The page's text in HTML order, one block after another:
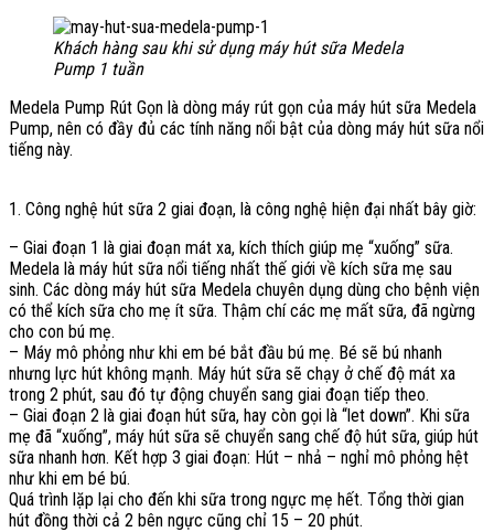
Khách hàng sau khi sử dụng máy hút sữa Medela
Pump 1 tuần
Medela Pump Rút Gọn là dòng máy rút gọn của máy hút sữa Medela
Pump, nên có đầy đủ các tính năng nổi bật của dòng máy hút sữa nổi
tiếng này.
1. Công nghệ hút sữa 2 giai đoạn, là công nghệ hiện đại nhất bây giờ:
– Giai đoạn 1 là giai đoạn mát xa, kích thích giúp mẹ “xuống” sữa.
Medela là máy hút sữa nổi tiếng nhất thế giới về kích sữa mẹ sau
sinh. Các dòng máy hút sữa Medela chuyên dụng dùng cho bệnh viện
có thể kích sữa cho mẹ ít sữa. Thậm chí các mẹ mất sữa, đã ngừng
cho con bú mẹ.
– Máy mô phỏng như khi em bé bắt đầu bú mẹ. Bé sẽ bú nhanh
nhưng lực hút không mạnh. Máy hút sữa sẽ chạy ở chế độ mát xa
trong 2 phút, sau đó tự động chuyển sang giai đoạn tiếp theo.
– Giai đoạn 2 là giai đoạn hút sữa, hay còn gọi là “let down”. Khi sữa
mẹ đã “xuống”, máy hút sữa sẽ chuyển sang chế độ hút sữa, giúp hút
sữa nhanh hơn. Kết hợp 3 giai đoạn: Hút – nhả – nghỉ mô phỏng hệt
như khi em bé bú.
Quá trình lặp lại cho đến khi sữa trong ngực mẹ hết. Tổng thời gian
hút đồng thời cả 2 bên ngực cũng chỉ 15 – 20 phút.